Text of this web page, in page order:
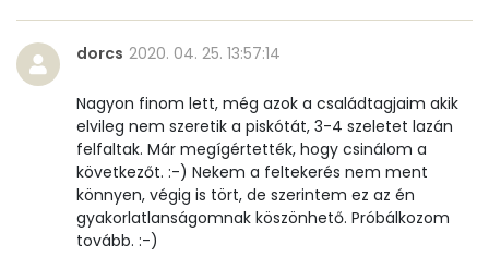
Összesen 75 g
Vitaminok
Összesen
0
A vitamin (RAE):
77 micro
B6 vitamin:
dorcs 2020. 04. 25. 13:57:14
Nagyon finom lett, még azok a családtagjaim akik
elvileg nem szeretik a piskótát, 3-4 szeletet lazán
felfaltak. Már megígértették, hogy csinálom a
következőt. :-) Nekem a feltekerés nem ment
könnyen, végig is tört, de szerintem ez az én
gyakorlatlanságomnak köszönhető. Próbálkozom
tovább. :-)